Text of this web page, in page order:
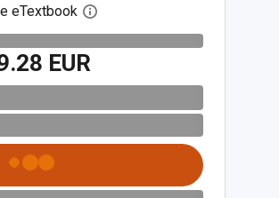
eTextbook Open het dialoogvenster
EUR